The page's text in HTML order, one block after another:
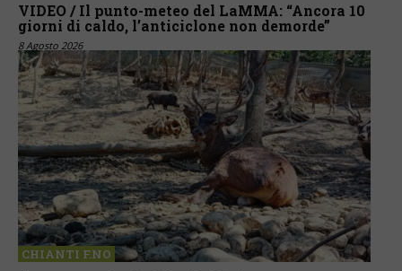
VIDEO / Il punto-meteo del LaMMA: “Ancora 10
giorni di caldo, l’anticiclone non demorde”
8 Agosto 2026
CHIANTI F.NO